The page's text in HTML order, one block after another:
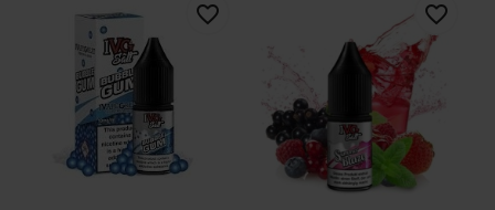
favorite_border favorite_border